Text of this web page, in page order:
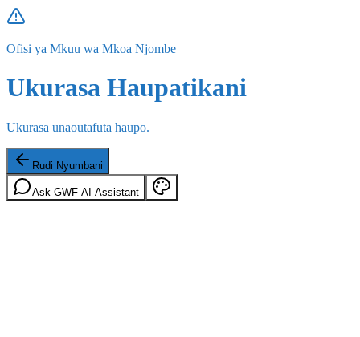
Ofisi ya Mkuu wa Mkoa Njombe
Ukurasa Haupatikani
Ukurasa unaoutafuta haupo.
Rudi Nyumbani
Ask GWF AI Assistant